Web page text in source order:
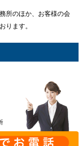
所のほか、お客様の会
ります。